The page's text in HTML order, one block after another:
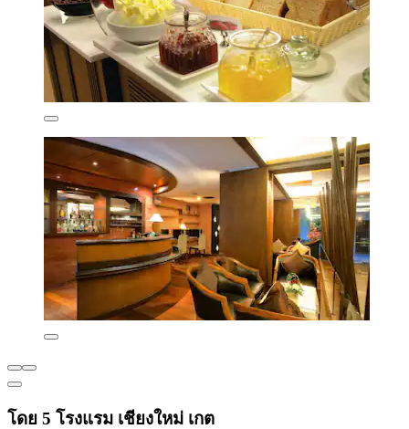
โดย 5 โรงแรม เชียงใหม่ เกต